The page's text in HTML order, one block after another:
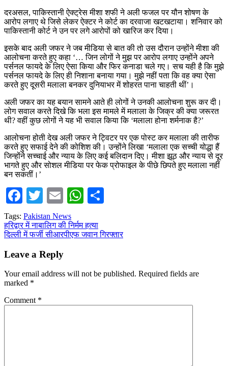
दरअसल, पाकिस्तानी ऐक्ट्रेस मीशा शफी ने अली फजल पर यौन शोषण के
आरोप लगाए थे जिसे लेकर ऐक्टर ने कोर्ट का दरवाजा खटखटाया। शनिवार को
पाकिस्तानी कोर्ट ने उन पर लगे आरोपों को खारिज कर दिया।
इसके बाद अली जफर ने जब मीडिया से बात की तो उस दौरान उन्होंने मीशा की
आलोचना करते हुए कहा ‘… जिन लोगों ने मुझ पर आरोप लगाए उन्होंने अपने
पर्सनल फायदे के लिए ऐसा किया और फिर कनाडा चले गए। सच यही है कि मुझे
पर्सनल फायदे के लिए ही निशाना बनाया गया। मुझे नहीं पता कि वह क्या ऐसा
करते हुए दूसरी मलाला बनकर दुनियाभर में शोहरत पाना चाहती थीं’।
अली जफर का यह बयान सामने आते ही लोगों ने उनकी आलोचना शुरू कर दी।
लोग सवाल करते दिखे कि भला इस मामले में मलाला के जिक्र की क्या जरूरत
थी? वहीं कुछ लोगों ने यह भी सवाल किया कि ‘मलाला होना शर्मनाक है?’
आलोचना होती देख अली जफर ने ट्विटर पर एक पोस्ट कर मलाला की तारीफ
करते हुए सफाई देने की कोशिश की। उन्होंने लिखा ‘मलाला एक सच्ची योद्धा हैं
जिन्होंने सच्चाई और न्याय के लिए कई बलिदान दिए। मीशा झूठ और न्याय से दूर
भागते हुए और सोशल मीडिया पर फेक प्रोफाइल के पीछे छिपते हुए मलाला नहीं
बन सकतीं।’
Facebook
TwitterEmailWhatsApp
Tags: Pakistan News
Post
navigation
हरिद्वार में नाबालिग की निर्मम हत्या
दिल्ली में फर्जी सीआरपीएफ जवान गिरफ्तार
Leave a Reply
Your email address will not be published. Required fields are
marked *
Comment *